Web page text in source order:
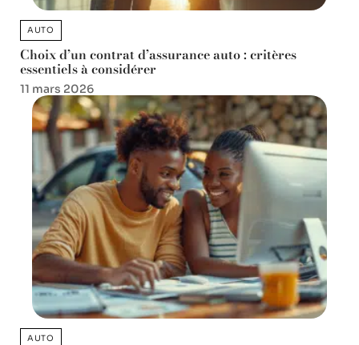
AUTO
Choix d’un contrat d’assurance auto : critères
essentiels à considérer
11 mars 2026
AUTO